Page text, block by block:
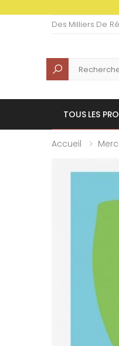
Des Milliers De
Recherche
TOUS LES
Accueil